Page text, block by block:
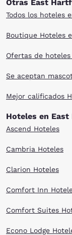
Otras East
Todos los hoteles
Boutique Hoteles
Ofertas de
Se aceptan
Mejor calificados
Hoteles en
Ascend Hoteles
Cambria Hoteles
Clarion Hoteles
Comfort Inn
Comfort Suites
Econo Lodge